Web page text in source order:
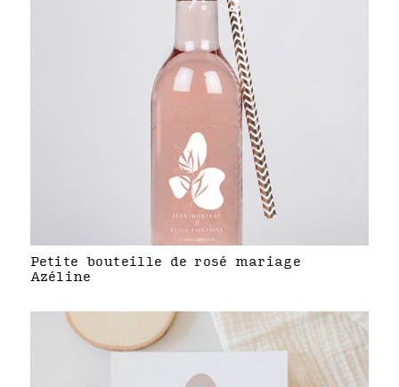
Petite bouteille de rosé mariage
Azéline